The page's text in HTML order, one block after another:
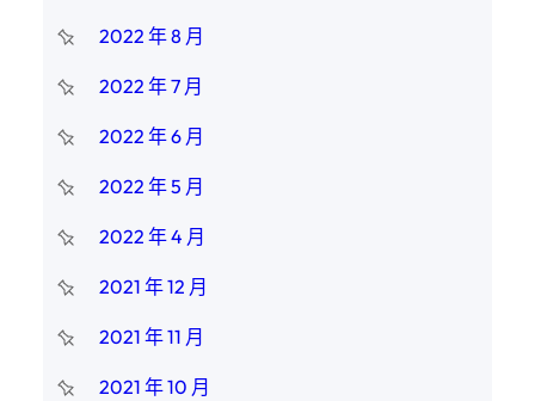
2022 年 8 月
2022 年 7 月
2022 年 6 月
2022 年 5 月
2022 年 4 月
2021 年 12 月
2021 年 11 月
2021 年 10 月